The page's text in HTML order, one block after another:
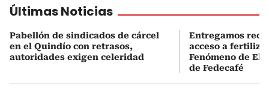
Últimas Noticias
Pabellón de sindicados de cárcel
en el Quindío con retrasos,
autoridades exigen celeridad
Entregamos
acceso a
Fenómeno de El
de Fedecafé